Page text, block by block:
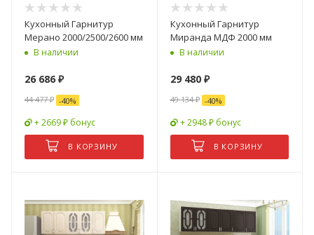
Кухонный Гарнитур
Мерано 2000/2500/2600 мм
В наличии
26 686 ₽
44 477₽ -40%
+ 2669 ₽ бонус
В КОРЗИНУ
Кухонный Гарнитур
Миранда МДФ 2000 мм
В наличии
29 480₽
49 134₽ -40%
+ 2948 ₽ бонус
В КОРЗИНУ